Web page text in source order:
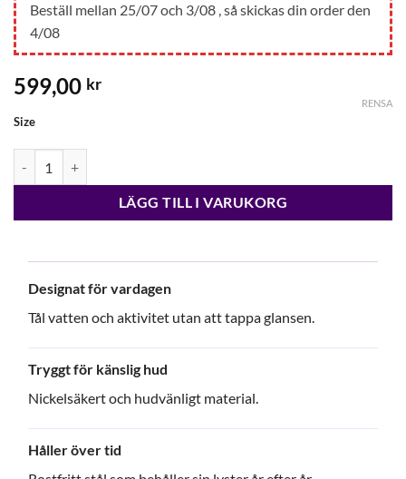
Beställ mellan 25/07 och 3/08 , så skickas din order den
4/08
599,00 kr
Size
RENSA
LÄGG TILL I VARUKORG
Designat för vardagen
Tål vatten och aktivitet utan att tappa glansen.
Tryggt för känslig hud
Nickelsäkert och hudvänligt material.
Håller över tid